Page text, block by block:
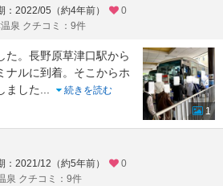
：2022/05（約4年前）
0
泉 クチコミ：9件
た。長野原草津口駅から
ナルに到着。そこからホ
ました
続きを読む
1
：2021/12（約5年前）
0
泉 クチコミ：9件